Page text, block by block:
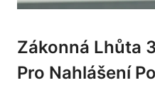
Zákonná Lhůta
Pro Nahlášení